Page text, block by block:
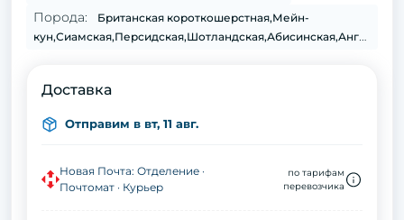
Порода:
Британская короткошерстная,Мейн-
кун,Сиамская,Персидская,Шотландская,Абисинская,Ангорская,Бенгальская,Бурманская,Регдол,Сомалийская
Доставка
Отправим в вт, 11 авг.
Новая Почта: Отделение ·
Почтомат · Курьер
по тарифам
перевозчика